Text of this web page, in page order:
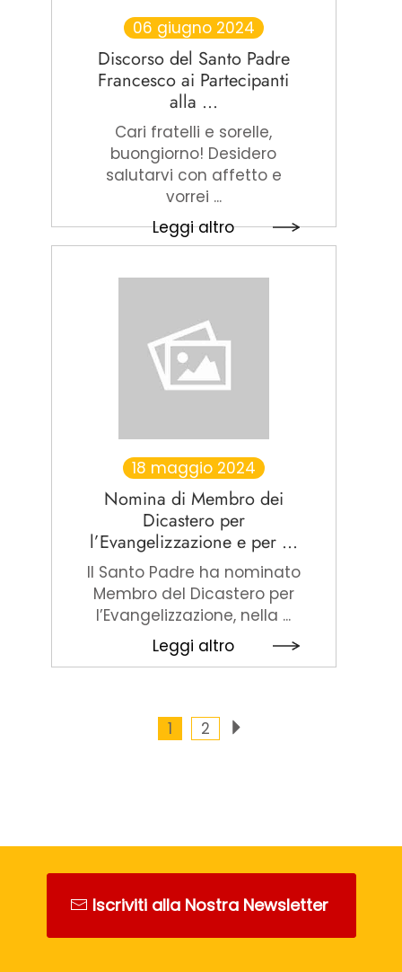
06 giugno 2024
Discorso del Santo Padre
Francesco ai Partecipanti
alla ...
Cari fratelli e sorelle,
buongiorno! Desidero
salutarvi con affetto e
vorrei ...
Leggi altro
18 maggio 2024
Nomina di Membro dei
Dicastero per
l’Evangelizzazione e per ...
Il Santo Padre ha nominato
Membro del Dicastero per
l’Evangelizzazione, nella ...
Leggi altro
1 2
Iscriviti alla Nostra Newsletter